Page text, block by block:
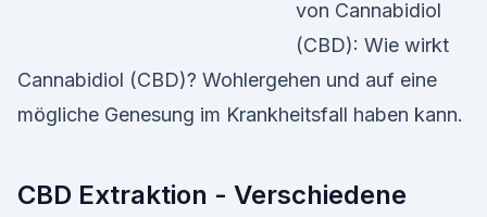
von Cannabidiol
(CBD): Wie wirkt
Cannabidiol (CBD)? Wohlergehen und auf eine
mögliche Genesung im Krankheitsfall haben kann.
CBD Extraktion - Verschiedene